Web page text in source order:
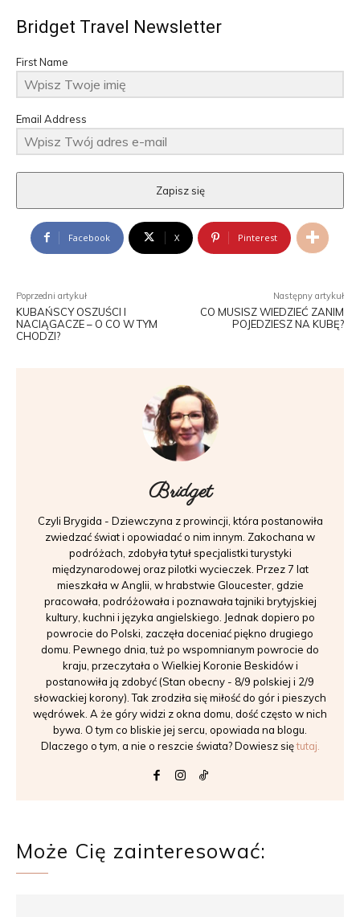
Bridget Travel Newsletter
First Name
Email Address
Zapisz się
Facebook X Pinterest
Poprzedni artykuł
KUBAŃSCY OSZUŚCI I
NACIĄGACZE – O CO W TYM
CHODZI?
Następny artykuł
CO MUSISZ WIEDZIEĆ ZANIM
POJEDZIESZ NA KUBĘ?
Bridget
Czyli Brygida - Dziewczyna z prowincji, która postanowiła
zwiedzać świat i opowiadać o nim innym. Zakochana w
podróżach, zdobyła tytuł specjalistki turystyki
międzynarodowej oraz pilotki wycieczek. Przez 7 lat
mieszkała w Anglii, w hrabstwie Gloucester, gdzie
pracowała, podróżowała i poznawała tajniki brytyjskiej
kultury, kuchni i języka angielskiego. Jednak dopiero po
powrocie do Polski, zaczęła doceniać piękno drugiego
domu. Pewnego dnia, tuż po wspomnianym powrocie do
kraju, przeczytała o Wielkiej Koronie Beskidów i
postanowiła ją zdobyć (Stan obecny - 8/9 polskiej i 2/9
słowackiej korony). Tak zrodziła się miłość do gór i pieszych
wędrówek. A że góry widzi z okna domu, dość często w nich
bywa. O tym co bliskie jej sercu, opowiada na blogu.
Dlaczego o tym, a nie o reszcie świata? Dowiesz siętutaj.
Może Cię zainteresować: